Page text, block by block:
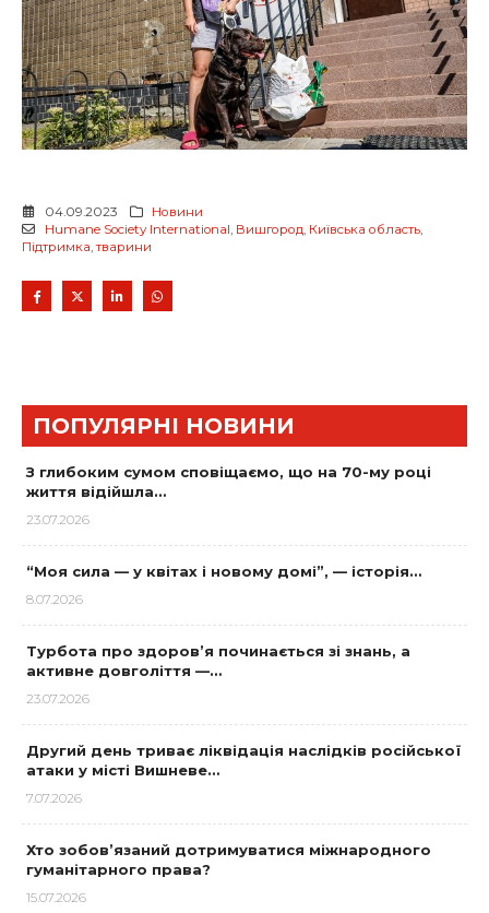
04.09.2023
Новини
Humane Society International, Вишгород, Київська область,
Підтримка,тварини
ПОПУЛЯРНІ НОВИНИ
З глибоким сумом сповіщаємо, що на 70-му році
життя відійшла…
23.07.2026
“Моя сила — у квітах і новому домі”, — історія…
8.07.2026
Турбота про здоров’я починається зі знань, а
активне довголіття —…
23.07.2026
Другий день триває ліквідація наслідків російської
атаки у місті Вишневе…
7.07.2026
Хто зобов’язаний дотримуватися міжнародного
гуманітарного права?
15.07.2026